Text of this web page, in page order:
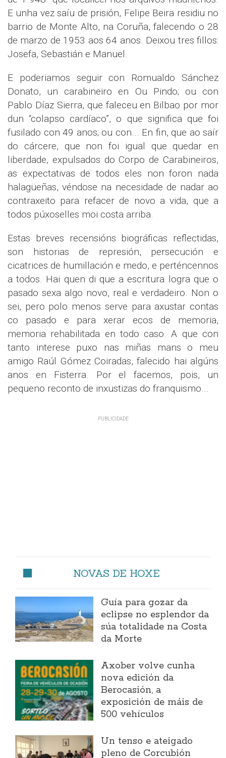
E unha vez saíu de prisión, Felipe Beira residiu no
barrio de Monte Alto, na Coruña, falecendo o 28
de marzo de 1953 aos 64 anos. Deixou tres fillos:
Josefa, Sebastián e Manuel.
E poderiamos seguir con Romualdo Sánchez
Donato, un carabineiro en Ou Pindo; ou con
Pablo Díaz Sierra, que faleceu en Bilbao por mor
dun “colapso cardíaco”, o que significa que foi
fusilado con 49 anos; ou con... En fin, que ao saír
do cárcere, que non foi igual que quedar en
liberdade, expulsados do Corpo de Carabineiros,
as expectativas de todos eles non foron nada
halagüeñas, véndose na necesidade de nadar ao
contraxeito para refacer de novo a vida, que a
todos púxoselles moi costa arriba.
Estas breves recensións biográficas reflectidas,
son historias de represión, persecución e
cicatrices de humillación e medo, e perténcennos
a todos. Hai quen di que a escritura logra que o
pasado sexa algo novo, real e verdadeiro. Non o
sei, pero polo menos serve para axustar contas
co pasado e para xerar ecos de memoria,
memoria rehabilitada en todo caso. A que con
tanto interese puxo nas miñas mans o meu
amigo Raúl Gómez Coiradas, falecido hai algúns
anos en Fisterra. Por el facemos, pois, un
pequeno reconto de inxustizas do franquismo...
NOVAS DE HOXE
Guía para gozar da
eclipse no esplendor da
súa totalidade na Costa
da Morte
Axober volve cunha
nova edición da
Berocasión, a
exposición de máis de
500 vehículos
Un tenso e ateigado
pleno de Corcubión